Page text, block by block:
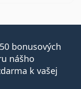
bonusových
nášho
k vašej